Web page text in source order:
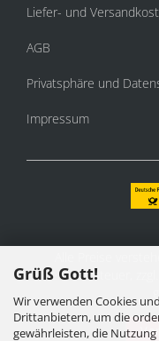
Grüß Gott!
Wir verwenden Cookies
Drittanbietern, um die
gewährleisten, die
Liefer- und
AGB
Privatsphäre und
Impressum
Mehrwertsteuer, zzgl.